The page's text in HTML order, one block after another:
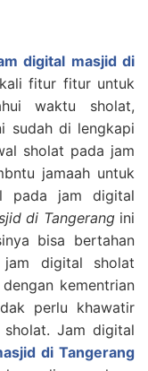
digital masjid di
fitur fitur untuk
waktu sholat,
sudah di lengkapi
sholat pada jam
jamaah untuk
pada jam digital
di Tangerangini
bisa bertahan
digital sholat
kementrian
perlu khawatir
Jam digital
di Tangerang